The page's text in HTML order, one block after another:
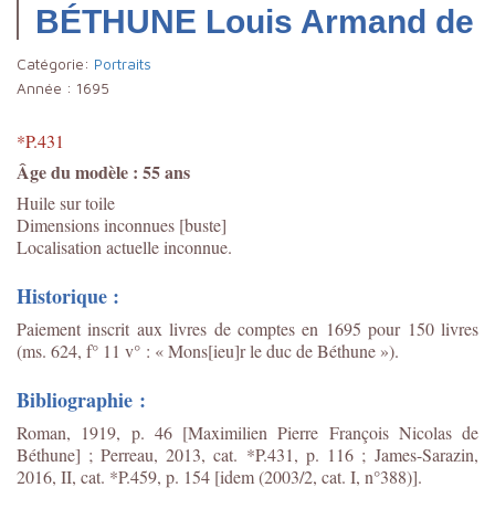
BÉTHUNE Louis Armand de
Catégorie: Portraits
Année : 1695
*P.431
Âge du modèle : 55 ans
Huile sur toile
Dimensions inconnues [buste]
Localisation actuelle inconnue.
Historique :
Paiement inscrit aux livres de comptes en 1695 pour 150 livres
(ms. 624, f° 11 v° : « Mons[ieu]r le duc de Béthune »).
Bibliographie :
Roman, 1919, p. 46 [Maximilien Pierre François Nicolas de
Béthune] ; Perreau, 2013, cat. *P.431, p. 116 ; James-Sarazin,
2016, II, cat. *P.459, p. 154 [idem (2003/2, cat. I, n°388)].